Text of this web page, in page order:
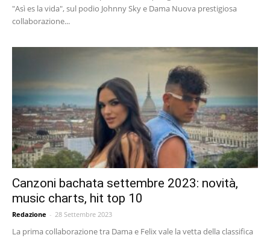
"Asì es la vida", sul podio Johnny Sky e Dama Nuova prestigiosa
collaborazione...
Canzoni bachata settembre 2023: novità,
music charts, hit top 10
Redazione - 28 Settembre 2023
La prima collaborazione tra Dama e Felix vale la vetta della classifica